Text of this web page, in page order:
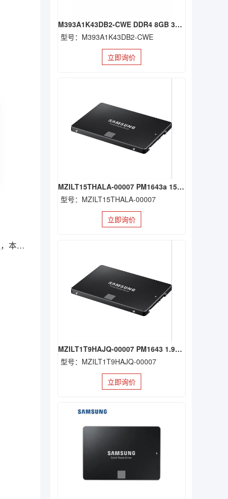
季度末库存去化配合618走货，TB级SSD厮杀激烈，本周存储现货价格整体下调
M393A1K43DB2-CWE DDR4 8GB 3200 RDIMM
型号：M393A1K43DB2-CWE
立即询价
MZILT15THALA-00007 PM1643a 15.36TB SSD
型号：MZILT15THALA-00007
立即询价
MZILT1T9HAJQ-00007 PM1643 1.92TB SSD
型号：MZILT1T9HAJQ-00007
立即询价